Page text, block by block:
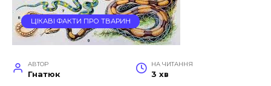
ЦІКАВІ ФАКТИ ПРО ТВАРИН
АВТОР
Гнатюк
НА ЧИТАННЯ
3 хв